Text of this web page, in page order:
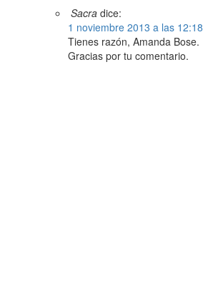
Sacra dice:
1 noviembre 2013 a las 12:18
Tienes razón, Amanda Bose.
Gracias por tu comentario.